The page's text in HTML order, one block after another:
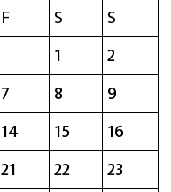
F S
S
1
2
7 8
9
14 15
16
21 22
23